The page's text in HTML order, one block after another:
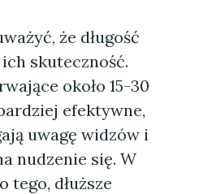
że długość
skuteczność.
około 15-30
efektywne,
uwagę widzów i
nudzenie się. W
tego, dłuższe